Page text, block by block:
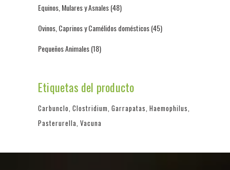
Equinos, Mulares y Asnales(48)
Ovinos, Caprinos y Camélidos domésticos(45)
Pequeños Animales(18)
Etiquetas del producto
Carbunclo Clostridium Garrapatas Haemophilus
Pasterurella Vacuna